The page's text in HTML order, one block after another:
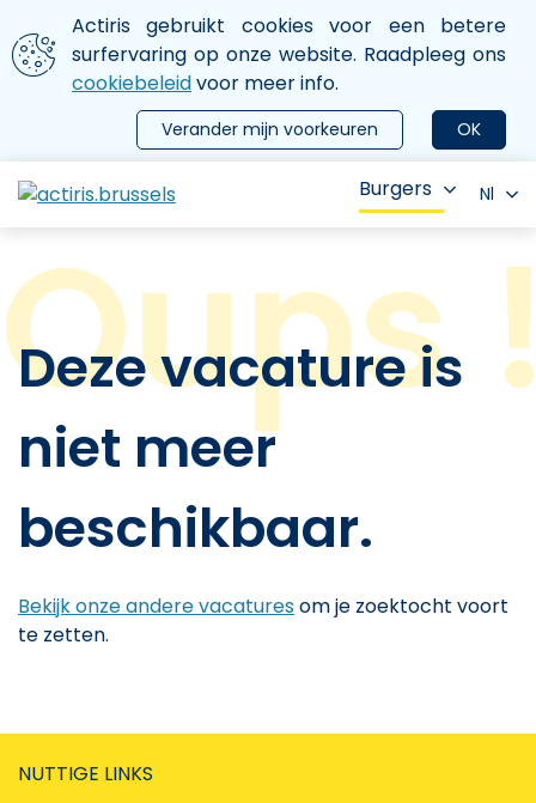
Aller au contenu principal
We gebruiken cookies
Actiris gebruikt cookies voor een betere
surfervaring op onze website. Raadpleeg ons
cookiebeleidvoor meer info.
OK
Verander mijn voorkeuren
le menu
Burgers Nl
Deze vacature is
niet meer
beschikbaar.
Bekijk onze andere vacaturesom je zoektocht voort
te zetten.
NUTTIGE LINKS